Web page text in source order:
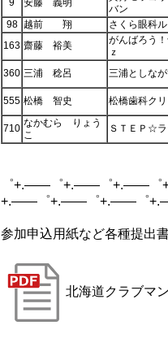
バン
98
越前 翔
さくら眼科
163 齋藤 裕美
がんばろう
ｚ
360 三浦 稔呂 三浦としな
555 松橋 智史 松橋歯科ク
710 なかむら りょう
こ
ＳＴＥＰ☆
゜+.――゜+.――゜+.――
+.――゜+.――゜+.――゜
参加申込用紙など各種提出
北海道クラブマ